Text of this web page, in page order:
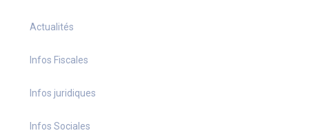
Actualités
Infos Fiscales
Infos juridiques
Infos Sociales